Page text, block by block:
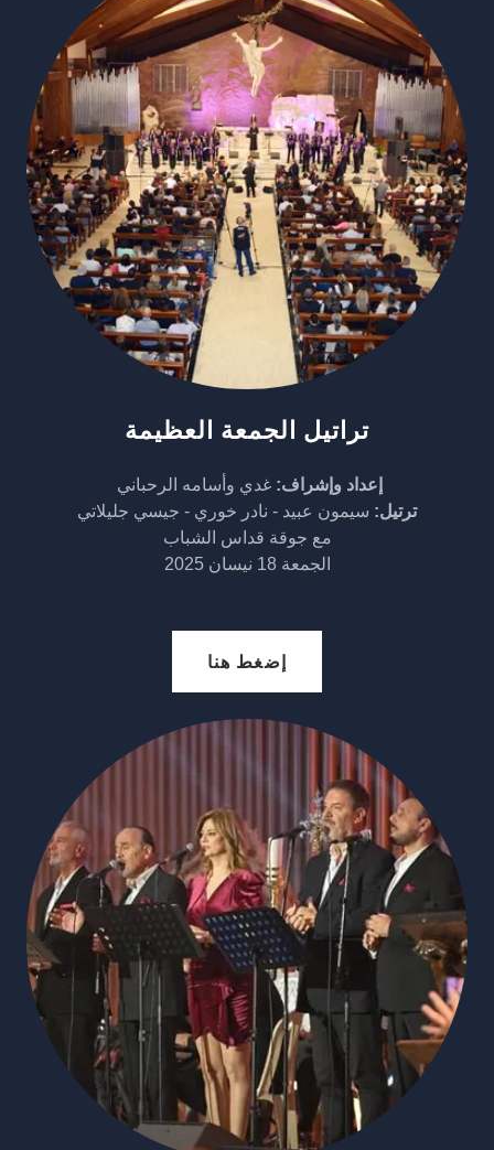
تراتيل الجمعة العظيمة
إعداد وإشراف: غدي وأسامه الرحباني
ترتيل: سيمون عبيد - نادر خوري - جيسي جليلاتي
مع جوقة قداس الشباب
الجمعة 18 نيسان 2025
إضغط هنا